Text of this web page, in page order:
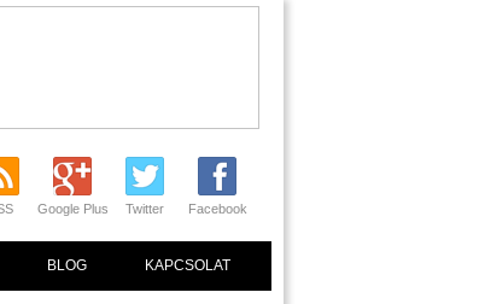
Google Plus Twitter Facebook
BLOG KAPCSOLAT